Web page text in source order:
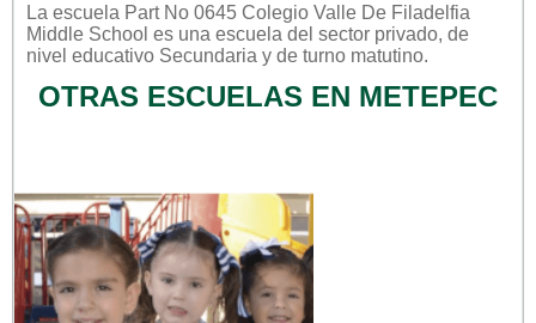
La escuela Part No 0645 Colegio Valle De Filadelfia
Middle School es una escuela del sector privado, de
nivel educativo Secundaria y de turno matutino.
OTRAS ESCUELAS EN METEPEC